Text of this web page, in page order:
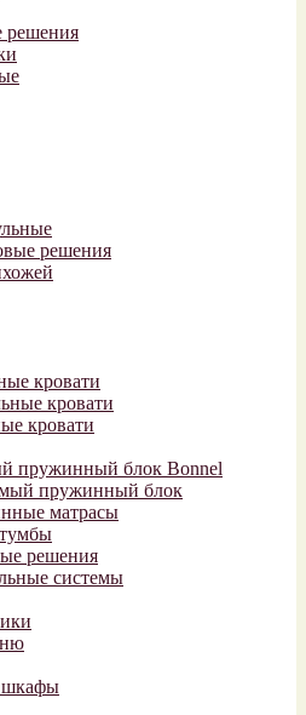
решения
решения
кровати
кровати
кровати
пружинный блок Bonnel
пружинный блок
матрасы
решения
системы
шкафы